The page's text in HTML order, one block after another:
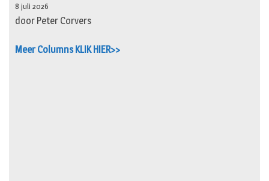
8 juli 2026
door Peter Corvers
Meer Columns KLIK HIER>>